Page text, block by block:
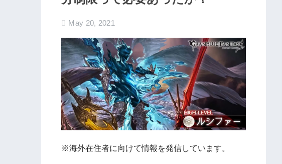
May 20, 2021
※海外在住者に向けて情報を発信しています。